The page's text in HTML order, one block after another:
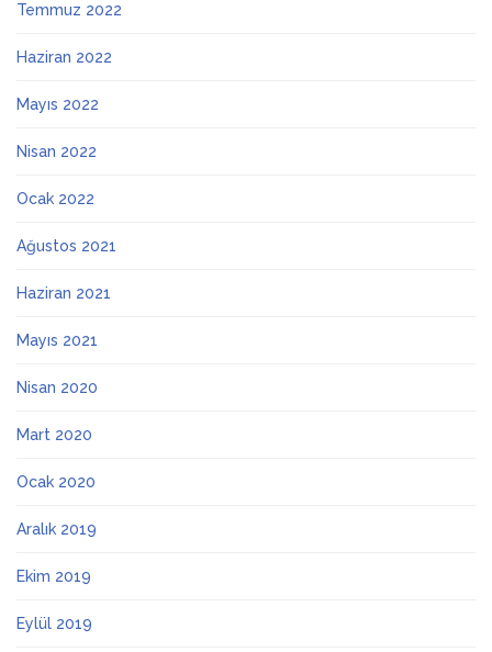
Temmuz 2022
Haziran 2022
Mayıs 2022
Nisan 2022
Ocak 2022
Ağustos 2021
Haziran 2021
Mayıs 2021
Nisan 2020
Mart 2020
Ocak 2020
Aralık 2019
Ekim 2019
Eylül 2019